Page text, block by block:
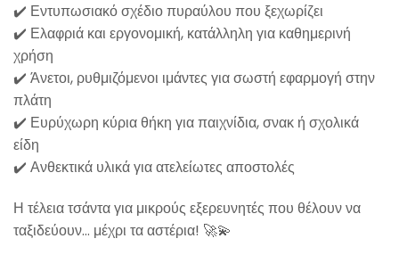
✔️ Εντυπωσιακό σχέδιο πυραύλου που ξεχωρίζει
✔️ Ελαφριά και εργονομική, κατάλληλη για καθημερινή
χρήση
✔️ Άνετοι, ρυθμιζόμενοι ιμάντες για σωστή εφαρμογή στην
πλάτη
✔️ Ευρύχωρη κύρια θήκη για παιχνίδια, σνακ ή σχολικά
είδη
✔️ Ανθεκτικά υλικά για ατελείωτες αποστολές
Η τέλεια τσάντα για μικρούς εξερευνητές που θέλουν να
ταξιδεύουν… μέχρι τα αστέρια! 🚀💫